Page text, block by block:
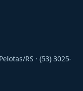
RS · (53) 3025-